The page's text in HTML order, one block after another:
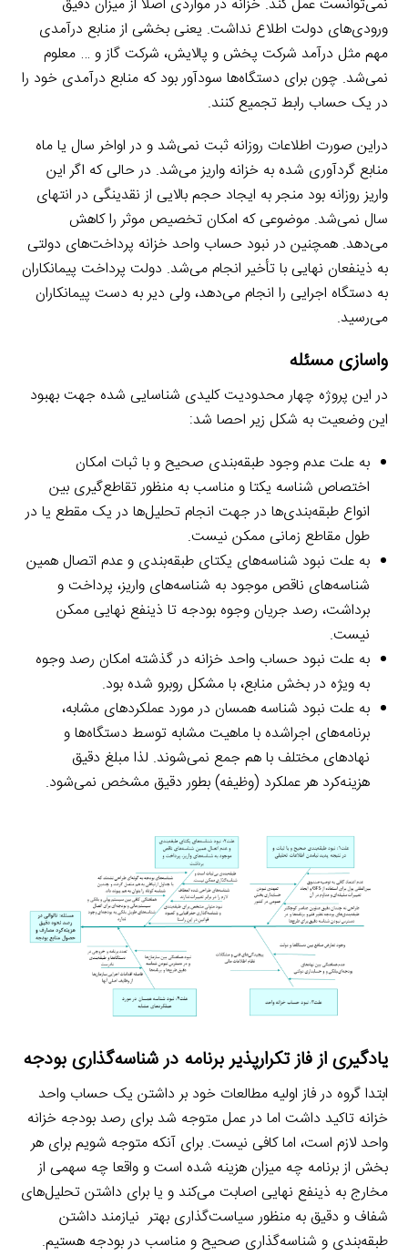
نمی‌توانست عمل کند. خزانه در مواردی اصلا از میزان دقیق
ورودی‌های دولت اطلاع نداشت. یعنی بخشی از منابع درآمدی
مهم مثل درآمد شرکت پخش و پالایش، شرکت گاز و … معلوم
نمی‌شد. چون برای دستگاه‌ها سودآور بود که منابع درآمدی خود را
در یک حساب رابط تجمیع کنند.
دراین صورت اطلاعات روزانه ثبت نمی‌شد و در اواخر سال یا ماه
منابع گردآوری شده به خزانه واریز می‌شد. در حالی که اگر این
واریز روزانه بود منجر به ایجاد حجم بالایی از نقدینگی در انتهای
سال نمی‌شد. موضوعی که امکان تخصیص موثر را کاهش
می‌دهد. همچنین در نبود حساب واحد خزانه پرداخت‌های دولتی
به ذینفعان نهایی با تأخیر انجام می‌شد. دولت پرداخت پیمانکاران
به دستگاه اجرایی را انجام می‌دهد، ولی دیر به دست پیمانکاران
می‌رسید.
واسازی مسئله
در این پروژه چهار محدودیت‌ کلیدی شناسایی شده جهت بهبود
این وضعیت به شکل زیر احصا شد:
به علت عدم وجود طبقه‌بندی صحیح و با ثبات امکان
اختصاص شناسه یکتا و مناسب به منظور تقاطع‌گیری بین
انواع طبقه‌بندی‌ها در جهت انجام تحلیل‌ها در یک مقطع یا در
طول مقاطع زمانی ممکن نیست.
به علت نبود شناسه‌های یکتای طبقه‌بندی و عدم اتصال همین
شناسه‌های ناقص موجود به شناسه‌های واریز، پرداخت و
برداشت، رصد جریان وجوه بودجه تا ذینفع نهایی ممکن
نیست.
به علت نبود حساب واحد خزانه در گذشته امکان رصد وجوه
به ویژه در بخش منابع، ‌با مشکل روبرو شده بود.
به علت نبود شناسه‌ همسان در مورد عملکردهای مشابه،
برنامه‌های اجراشده با ماهیت مشابه توسط دستگاه‌ها و
نهادهای مختلف با هم جمع نمی‌شوند. لذا مبلغ دقیق
هزینه‌کرد هر عملکرد (وظیفه) بطور دقیق مشخص نمی‌شود.
یادگیری از فاز تکرارپذیر برنامه در شناسه‌گذاری بودجه
ابتدا گروه در فاز اولیه مطالعات خود بر داشتن یک حساب واحد
خزانه تاکید داشت اما در عمل متوجه شد برای رصد بودجه خزانه
واحد لازم است، اما کافی نیست. برای آنکه متوجه شویم برای هر
بخش از برنامه چه میزان هزینه شده است و واقعا چه سهمی از
مخارج به ذینفع نهایی اصابت می‌کند و یا برای داشتن تحلیل‌های
شفاف و دقیق به منظور سیاست‌گذاری بهتر نیازمند داشتن
طبقه‌بندی و شناسه‌گذاری صحیح و مناسب در بودجه هستیم.